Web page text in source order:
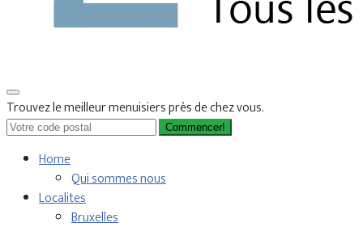
Trouvez le meilleur menuisiers près de chez vous.
Commencer!
Home
Qui sommes nous
Localites
Bruxelles